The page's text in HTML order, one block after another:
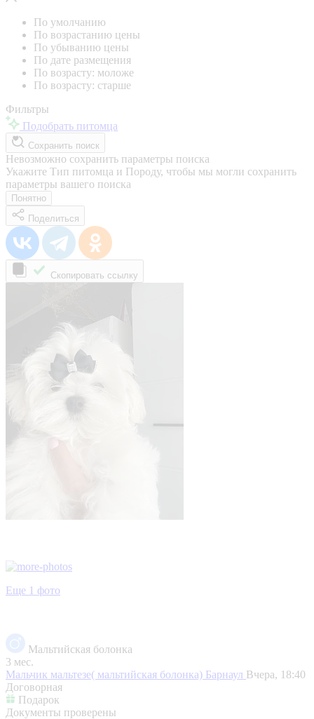
По умолчанию
По возрастанию цены
По убыванию цены
По дате размещения
По возрасту: моложе
По возрасту: старше
Фильтры
Подобрать питомца
Сохранить поиск
Невозможно сохранить параметры поиска
Укажите Тип питомца и Породу, чтобы мы могли сохранить
параметры вашего поиска
Понятно
Поделиться
Скопировать ссылку
Еще 1 фото
Мальтийская болонка
3 мес.
Мальчик мальтезе( мальтийская болонка) Барнаул Вчера, 18:40
Договорная
Подарок
Документы проверены